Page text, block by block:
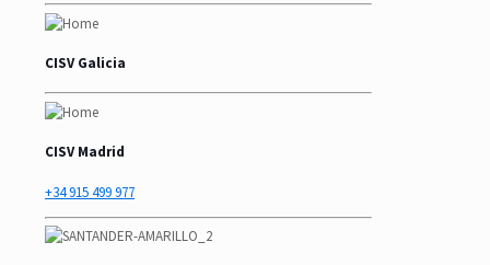
CISV Galicia
CISV Madrid
+34 915 499 977